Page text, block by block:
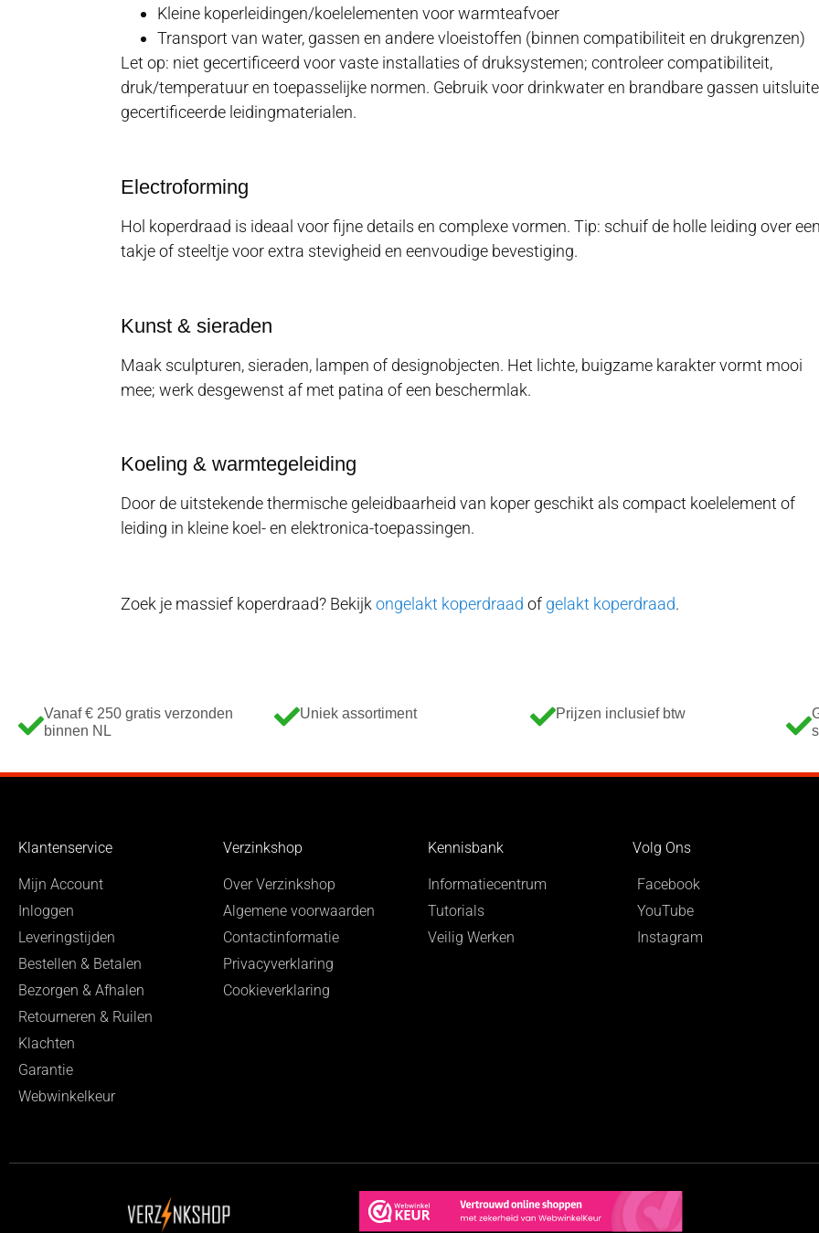
Kleine koperleidingen/koelelementen voor warmteafvoer
Transport van water, gassen en andere vloeistoffen (binnen compatibiliteit en drukgrenzen)
Let op: niet gecertificeerd voor vaste installaties of druksystemen; controleer compatibiliteit,
druk/temperatuur en toepasselijke normen. Gebruik voor drinkwater en brandbare gassen
gecertificeerde leidingmaterialen.
Electroforming
Hol koperdraad is ideaal voor fijne details en complexe vormen. Tip: schuif de holle leiding over een
takje of steeltje voor extra stevigheid en eenvoudige bevestiging.
Kunst & sieraden
Maak sculpturen, sieraden, lampen of designobjecten. Het lichte, buigzame karakter vormt mooi
mee; werk desgewenst af met patina of een beschermlak.
Koeling & warmtegeleiding
Door de uitstekende thermische geleidbaarheid van koper geschikt als compact koelelement of
leiding in kleine koel- en elektronica-toepassingen.
Zoek je massief koperdraad? Bekijk ongelakt koperdraad of gelakt koperdraad.
Vanaf € 250 gratis verzonden
binnen NL
Uniek assortiment Prijzen inclusief btw
Klantenservice
Mijn Account
Inloggen
Leveringstijden
Bestellen & Betalen
Bezorgen & Afhalen
Retourneren & Ruilen
Klachten
Garantie
Webwinkelkeur
Verzinkshop
Over Verzinkshop
Algemene voorwaarden
Contactinformatie
Privacyverklaring
Cookieverklaring
Kennisbank
Informatiecentrum
Tutorials
Veilig Werken
Volg Ons
Facebook
YouTube
Instagram